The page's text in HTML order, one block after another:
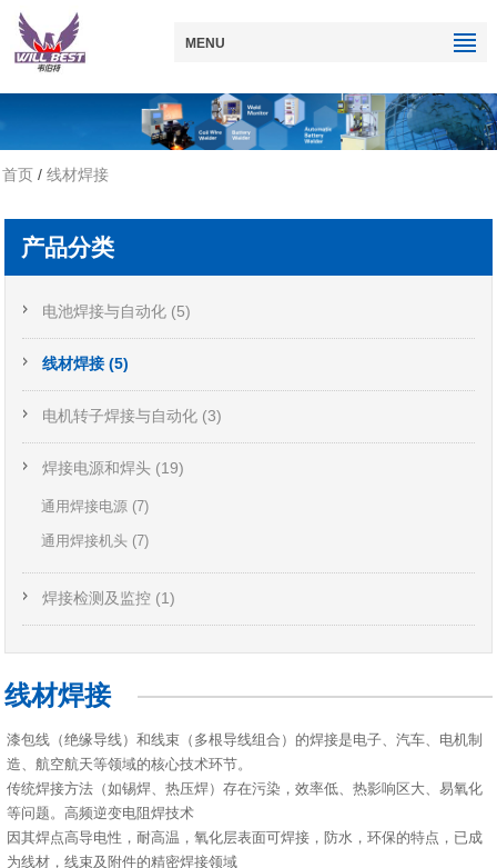
MENU
首页 /线材焊接
产品分类
电池焊接与自动化 (5)
线材焊接 (5)
电机转子焊接与自动化 (3)
焊接电源和焊头 (19)
通用焊接电源 (7)
通用焊接机头 (7)
焊接检测及监控 (1)
线材焊接
漆包线（绝缘导线）和线束（多根导线组合）的焊接是电子、汽车、电机制
造、航空航天等领域的核心技术环节。
传统焊接方法（如锡焊、热压焊）存在污染，效率低、热影响区大、易氧化
等问题。高频逆变电阻焊技术
因其焊点高导电性，耐高温，氧化层表面可焊接，防水，环保的特点，已成
为线材，线束及附件的精密焊接领域